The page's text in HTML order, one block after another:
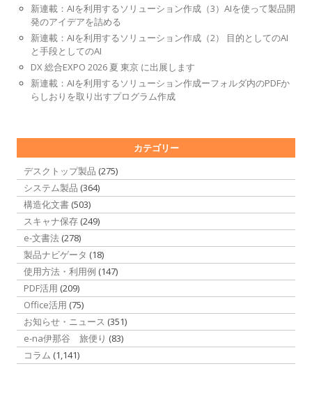
新連載：AIを利用するソリューション作成（3）AIを使って製品開
発のアイデアを詰める
新連載：AIを利用するソリューション作成（2） 目的としてのAI
と手段としてのAI
DX 総合EXPO 2026 夏 東京 に出展します
新連載：AIを利用するソリューション作成ーフォルダ内のPDFか
らしおりを取り出すプログラム作成
カテゴリー
デスクトップ製品 (275)
システム製品 (364)
構造化文書 (503)
スキャナ保存 (249)
e-文書法 (278)
製品ナビゲータ (18)
使用方法・利用例 (147)
PDF活用 (209)
Office活用 (75)
お知らせ・ニュース (351)
e-na伊那谷 旅便り (83)
コラム (1,141)